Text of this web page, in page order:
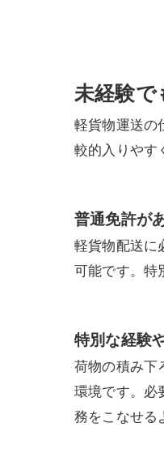
未経験
軽貨物運送の
較的入りやす
普通免許が
軽貨物配送に
可能です。特
特別な経験
荷物の積み下
環境です。必
務をこなせる